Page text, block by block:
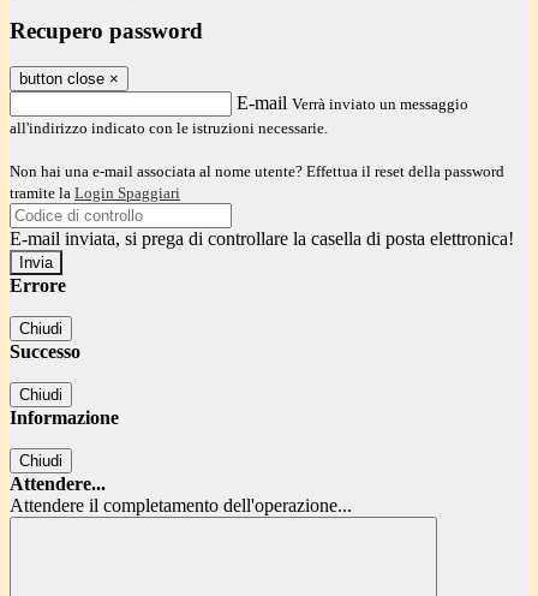
Recupero password
button close ×
E-mail Verrà inviato un messaggio
all'indirizzo indicato con le istruzioni necessarie.
Non hai una e-mail associata al nome utente? Effettua il reset della password
tramite la Login Spaggiari
E-mail inviata, si prega di controllare la casella di posta elettronica!
Errore
Chiudi
Successo
Chiudi
Informazione
Chiudi
Attendere...
Attendere il completamento dell'operazione...